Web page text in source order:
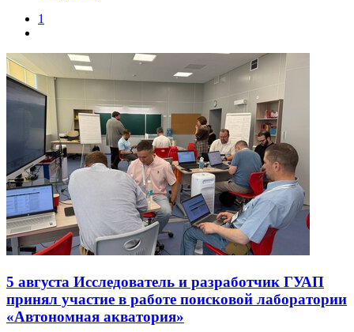
1
5 августа Исследователь и разработчик ГУАП
принял участие в работе поисковой лаборатории
«Автономная акватория»